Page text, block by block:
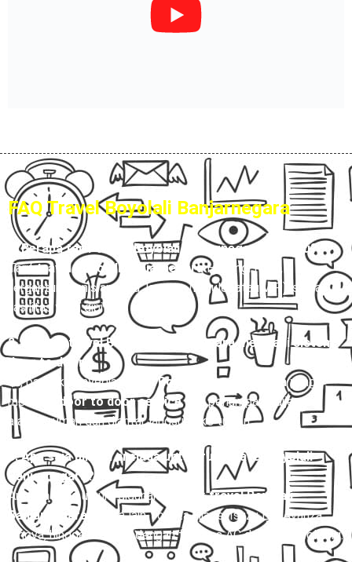
FAQ Travel Boyolali Banjarnegara
1. Berapa tarif travel Boyolali Banjarnegara terbaru?
Tariftravel Boyolali BanjarnegaraHubungi Kami,
tergantung jenis armada, layanan (reguler atau VIP), serta
fasilitas yang dipilih.
2. Apakah travel Boyolali Banjarnegara melayani sistem
door to door?
Ya, banyak penyediatravel Boyolali Banjarnegarayang
melayani
door to door service, jadi penumpang dijemput di
alamat rumah dan diantar langsung ke tujuan.
3. Apa saja pilihan armada untuk rute travel Boyolali
Banjarnegara?
Armada yang umum digunakan untuktravel Boyolali
Banjarnegara antara lain Toyota Hiace, Isuzu Elf, Avanza,
Innova, hingga bus mini dengan fasilitas AC dan kursi reclining.